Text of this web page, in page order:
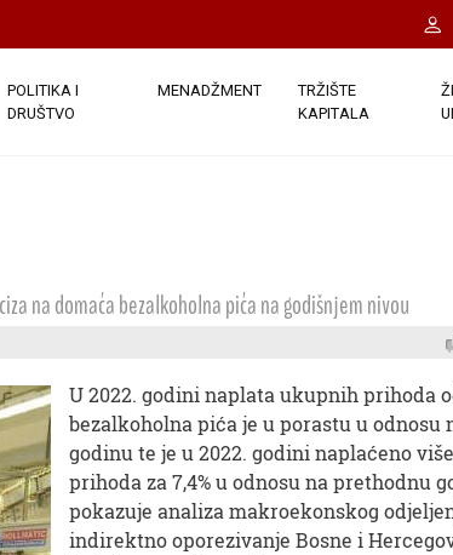
POLITIKA I
DRUŠTVO
MENADŽMENT
TRŽIŠTE
KAPITALA
na domaća bezalkoholna pića na godišnjem nivou
U 2022. godini naplata ukupnih prihoda
bezalkoholna pića je u porastu u odnosu
godinu te je u 2022. godini naplaćeno
prihoda za 7,4% u odnosu na prethodnu
pokazuje analiza makroekonskog
indirektno oporezivanje Bosne i